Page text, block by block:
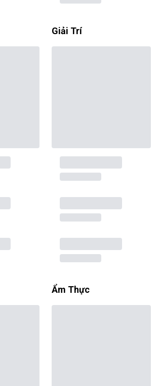
Giải Trí
Ẩm Thực